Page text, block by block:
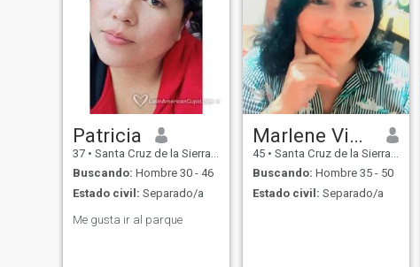
Patricia
37 • Santa Cruz de la Sierra, Santa Cruz, Bolivia
Buscando: Hombre 30 - 46
Estado civil: Separado/a
Me gusta ir al parque
Marlene Vinacha Perez
45 • Santa Cruz de la Sierra, Santa Cruz, Bolivia
Buscando: Hombre 35 - 50
Estado civil: Separado/a